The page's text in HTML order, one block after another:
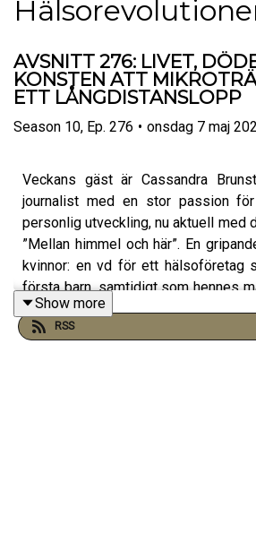
AVSNITT 276: LIVET,
KONSTEN ATT
ETT LÅNGDISTANSLOPP
Season 10, Ep. 276 • onsdag 7 maj
Veckans gäst är Cassandra
journalist med en stor passion
personlig utveckling, nu aktuell med
”Mellan himmel och här”. En
kvinnor: en vd för ett hälsoföretag
första barn, samtidigt som hennes
och drabbas av ALS ...
Cassandra är långdistanslöpare
Show more
RSS